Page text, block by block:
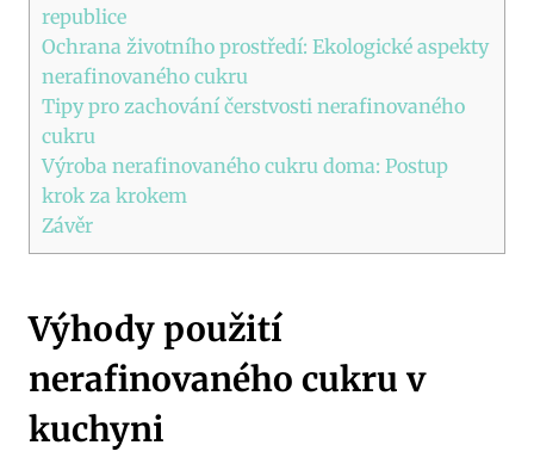
republice
Ochrana životního prostředí: Ekologické aspekty
nerafinovaného cukru
Tipy pro zachování čerstvosti nerafinovaného
cukru
Výroba nerafinovaného cukru doma: Postup
krok za krokem
Závěr
Výhody použití
nerafinovaného cukru v
kuchyni